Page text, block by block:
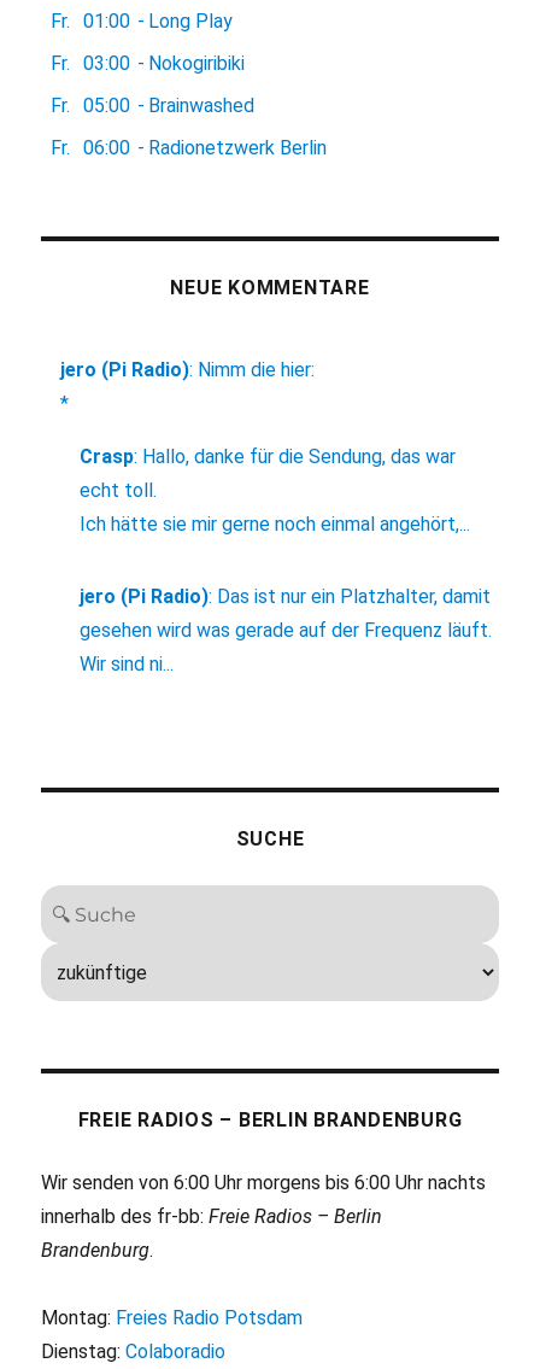
Fr.
01:00 - Long Play
Fr.
03:00 - Nokogiribiki
Fr.
05:00 - Brainwashed
Fr.
06:00 - Radionetzwerk Berlin
NEUE KOMMENTARE
jero (Pi Radio): Nimm die hier:
*
Crasp: Hallo, danke für die Sendung, das war
echt toll.
Ich hätte sie mir gerne noch einmal angehört,...
jero (Pi Radio): Das ist nur ein Platzhalter, damit
gesehen wird was gerade auf der Frequenz läuft.
Wir sind ni...
SUCHE
FREIE RADIOS – BERLIN BRANDENBURG
Wir senden von 6:00 Uhr morgens bis 6:00 Uhr nachts
innerhalb des fr-bb:Freie Radios – Berlin
Brandenburg.
Montag: Freies Radio Potsdam
Dienstag:Colaboradio